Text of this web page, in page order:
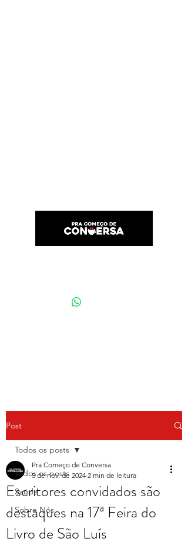
Post
Todos os posts
Saúde
Sobre Nós
Todos os posts
Escritores convidados são
destaques na 17ª Feira do
Livro de São Luís
Pra Começo de Conversa
5 de nov. de 2024 2 min de leitura